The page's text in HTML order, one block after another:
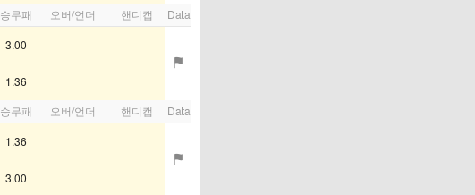
승무패 오버/언더 핸디캡
Data
3.00
1.36
승무패 오버/언더 핸디캡
Data
1.36
3.00